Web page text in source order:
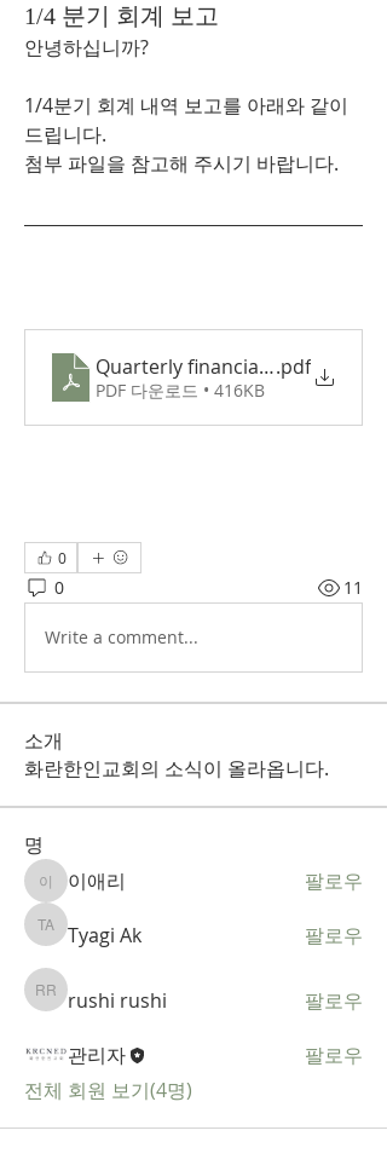
1/4 분기 회계 보고
안녕하십니까?
1/4분기 회계 내역 보고를 아래와 같이
드립니다.
첨부 파일을 참고해 주시기 바랍니다.
Quarterly financial report
.pdf
PDF 다운로드 • 416KB
0
0 11
Write a comment...
소개
화란한인교회의 소식이 올라옵니다.
명
이애리이애리 팔로우
Tyagi Ak
Tyagi Ak 팔로우
rushi rushi
rushi rushi 팔로우
관리자
팔로우
전체 회원 보기(4명)